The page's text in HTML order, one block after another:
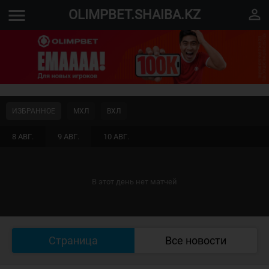
menu OLIMPBET.SHAIBA.KZ perm_identity
8 АВГ. 9 АВГ. 10 АВГ.
ИЗБРАННОЕ МХЛ ВХЛ
В этот день нет матчей
Страница Все новости